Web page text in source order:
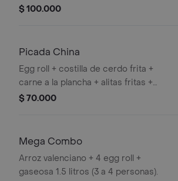
gaseosa 1.5 litros.
$ 100.000
Picada China
Egg roll + costilla de cerdo frita +
carne a la plancha + alitas fritas +
camarón + papas a la francesa +
$ 70.000
Mega Combo
Arroz valenciano + 4 egg roll +
gaseosa 1.5 litros (3 a 4 personas).